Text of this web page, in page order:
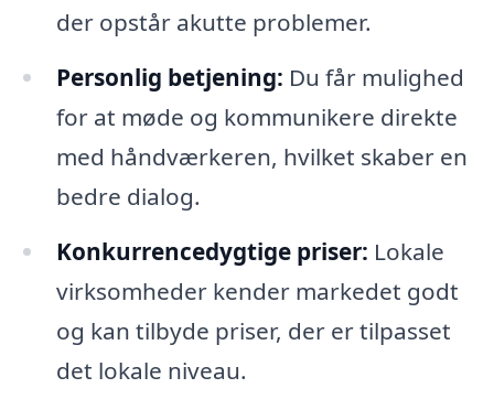
der opstår akutte problemer.
Personlig betjening: Du får mulighed
for at møde og kommunikere direkte
med håndværkeren, hvilket skaber en
bedre dialog.
Konkurrencedygtige priser: Lokale
virksomheder kender markedet godt
og kan tilbyde priser, der er tilpasset
det lokale niveau.